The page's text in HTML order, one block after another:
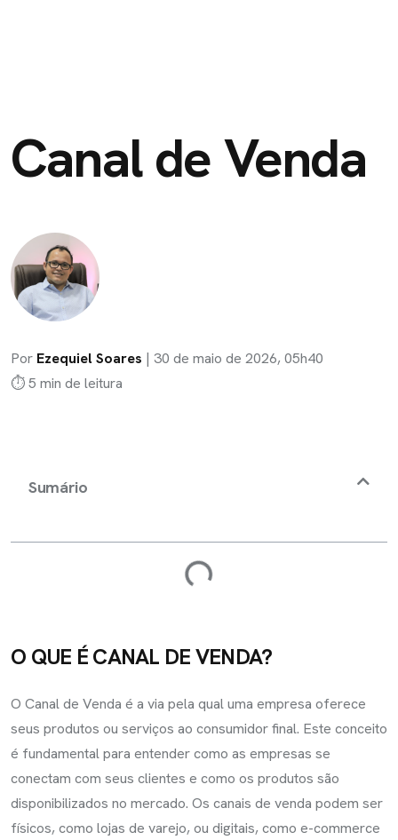
Canal de Venda
Por Ezequiel Soares | 30 de maio de 2026, 05h40
⏱ 5 min de leitura
Sumário
O QUE É CANAL DE VENDA?
O Canal de Venda é a via pela qual uma empresa oferece
seus produtos ou serviços ao consumidor final. Este conceito
é fundamental para entender como as empresas se
conectam com seus clientes e como os produtos são
disponibilizados no mercado. Os canais de venda podem ser
físicos, como lojas de varejo, ou digitais, como e-commerce